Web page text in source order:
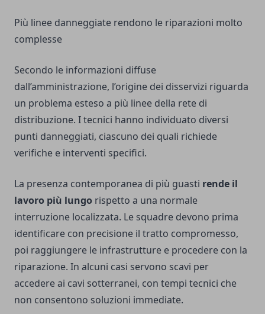
Più linee danneggiate rendono le riparazioni molto
complesse
Secondo le informazioni diffuse
dall’amministrazione, l’origine dei disservizi riguarda
un problema esteso a più linee della rete di
distribuzione. I tecnici hanno individuato diversi
punti danneggiati, ciascuno dei quali richiede
verifiche e interventi specifici.
La presenza contemporanea di più guasti rende il
lavoro più lungo rispetto a una normale
interruzione localizzata. Le squadre devono prima
identificare con precisione il tratto compromesso,
poi raggiungere le infrastrutture e procedere con la
riparazione. In alcuni casi servono scavi per
accedere ai cavi sotterranei, con tempi tecnici che
non consentono soluzioni immediate.